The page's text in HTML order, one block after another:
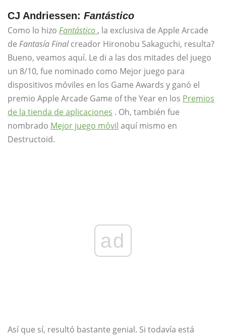
CJ Andriessen: Fantástico
Como lo hizo Fantástico , la exclusiva de Apple Arcade
de Fantasía Finalcreador Hironobu Sakaguchi, resulta?
Bueno, veamos aquí. Le di a las dos mitades del juego
un 8/10, fue nominado como Mejor juego para
dispositivos móviles en los Game Awards y ganó el
premio Apple Arcade Game of the Year en los Premios
de la tienda de aplicaciones . Oh, también fue
nombrado Mejor juego móvil aquí mismo en
Destructoid.
ad
Así que sí, resultó bastante genial. Si todavía está